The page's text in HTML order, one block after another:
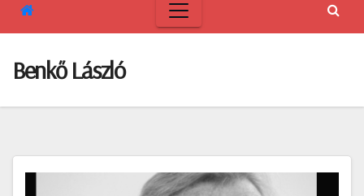
Benkő László